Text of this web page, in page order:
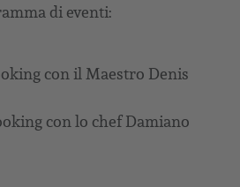
di eventi:
con il Maestro Denis
con lo chef Damiano